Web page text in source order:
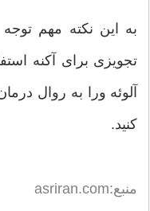
به این نکته مهم
تجویزی برای آکنه
آلوئه ورا به روال
کنید.
منبع:asriran.com